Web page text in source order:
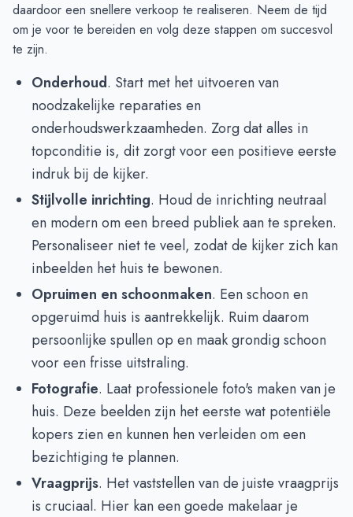
daardoor een snellere verkoop te realiseren. Neem de tijd
om je voor te bereiden en volg deze stappen om succesvol
te zijn.
Onderhoud. Start met het uitvoeren van
noodzakelijke reparaties en
onderhoudswerkzaamheden. Zorg dat alles in
topconditie is, dit zorgt voor een positieve eerste
indruk bij de kijker.
Stijlvolle inrichting. Houd de inrichting neutraal
en modern om een breed publiek aan te spreken.
Personaliseer niet te veel, zodat de kijker zich kan
inbeelden het huis te bewonen.
Opruimen en schoonmaken. Een schoon en
opgeruimd huis is aantrekkelijk. Ruim daarom
persoonlijke spullen op en maak grondig schoon
voor een frisse uitstraling.
Fotografie. Laat professionele foto's maken van je
huis. Deze beelden zijn het eerste wat potentiële
kopers zien en kunnen hen verleiden om een
bezichtiging te plannen.
Vraagprijs. Het vaststellen van de juiste vraagprijs
is cruciaal. Hier kan een goede makelaar je